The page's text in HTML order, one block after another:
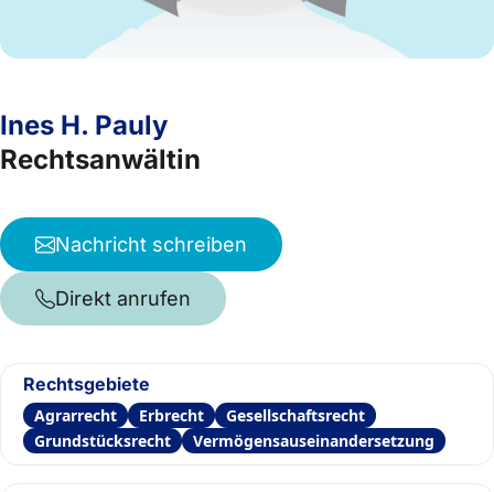
Ines H. Pauly
Rechtsanwältin
Nachricht schreiben
Direkt anrufen
Rechtsgebiete
Agrarrecht Erbrecht
Gesellschaftsrecht
Grundstücksrecht
Vermögensauseinandersetzung